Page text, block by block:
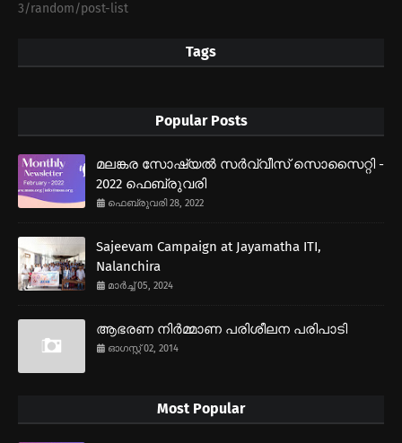
3/random/post-list
Tags
Popular Posts
മലങ്കര സോഷ്യല്‍ സര്‍വ്വീസ് സൊസൈറ്റി -
2022 ഫെബ്രുവരി
ഫെബ്രുവരി 28, 2022
Sajeevam Campaign at Jayamatha ITI,
Nalanchira
മാർച്ച് 05, 2024
ആഭരണ നിര്‍മ്മാണ പരിശീലന പരിപാടി
ഓഗസ്റ്റ് 02, 2014
Most Popular